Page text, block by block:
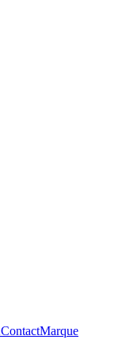
ContactMarque